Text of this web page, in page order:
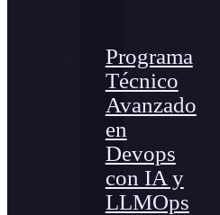
Programa
Técnico
Avanzado
en
Devops
con IA y
LLMOps